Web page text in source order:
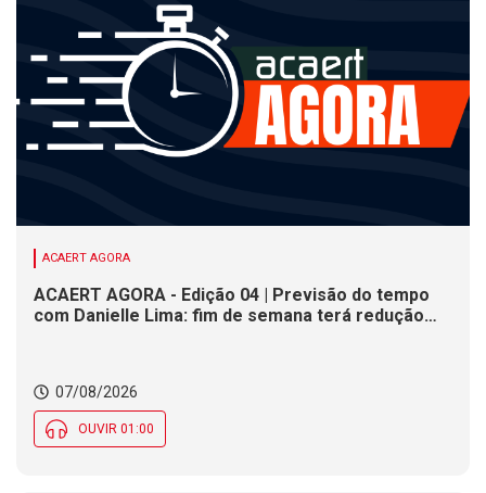
ACAERT AGORA
ACAERT AGORA - Edição 04 | Previsão do tempo
com Danielle Lima: fim de semana terá redução
07/08/2026
OUVIR 01:00